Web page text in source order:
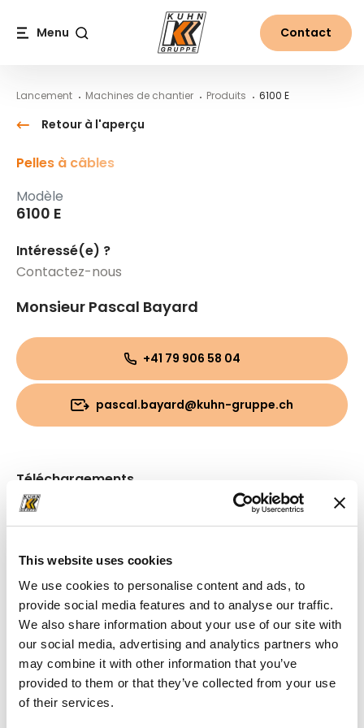
This website uses cookies
We use cookies to personalise content and ads, to
provide social media features and to analyse our traffic.
We also share information about your use of our site with
our social media, advertising and analytics partners who
may combine it with other information that you’ve
provided to them or that they’ve collected from your use
of their services.
Menu Contact
Lancement Machines de chantier Produits 6100 E
Retour à l'aperçu
Pelles à câbles
Modèle
6100 E
Intéressé(e) ?
Contactez-nous
Monsieur Pascal Bayard
+41 79 906 58 04
pascal.bayard@kuhn-gruppe.ch
Téléchargements
Brochure